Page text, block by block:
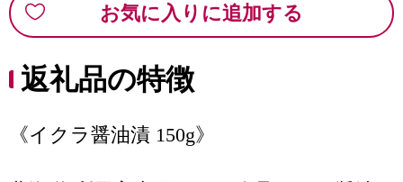
お気に入りに追加する
返礼品の特徴
《イクラ醤油漬 150g》